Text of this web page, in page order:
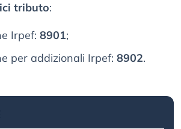
tributo:
Irpef: 8901;
per addizionali Irpef: 8902.